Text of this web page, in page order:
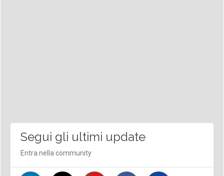
Segui gli ultimi update
Entra nella community